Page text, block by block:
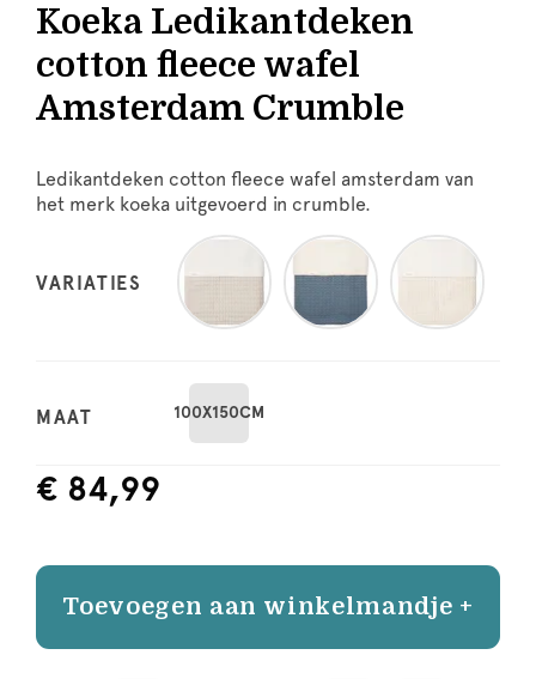
Koeka Ledikantdeken
cotton fleece wafel
Amsterdam Crumble
Ledikantdeken cotton fleece wafel amsterdam van
het merk koeka uitgevoerd in crumble.
VARIATIES
MAAT 100X150CM
€ 84,99
Toevoegen aan winkelmandje +